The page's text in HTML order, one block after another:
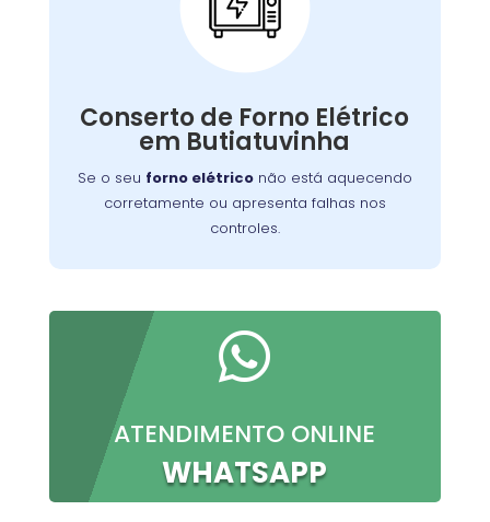
Conserto de Forno Elétrico
em Butiatuvinha
Se o seu forno elétriconão está aquecendo
corretamente ou apresenta falhas nos
controles.
Conserto de Forno
Elétrico:
o problema, permitindo que você continue a
preparar suas refeições favoritas sem

ATENDIMENTO ONLINE
WHATSAPP